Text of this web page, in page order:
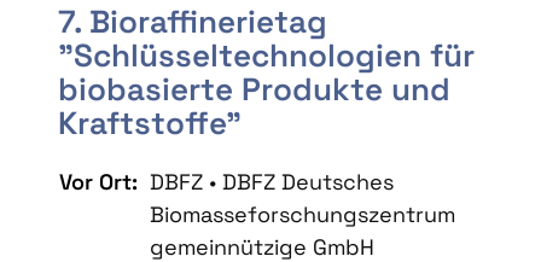
7. Bioraffinerietag
"Schlüsseltechnologien für
biobasierte Produkte und
Kraftstoffe"
Vor Ort: DBFZ • DBFZ Deutsches
Biomasseforschungszentrum
gemeinnützige GmbH